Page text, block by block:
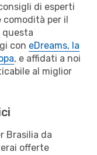
di esperti
per il
questa
con eDreams, la
, e affidati a noi
al miglior
Brasilia da
offerte